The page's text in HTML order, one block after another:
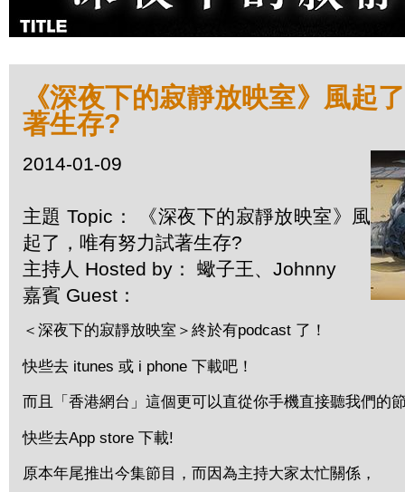
《深夜下的寂靜放映室》風起
著生存?
2014-01-09
主題 Topic： 《深夜下的寂靜放映室》風
起了，唯有努力試著生存?
主持人 Hosted by： 蠍子王、Johnny
嘉賓 Guest：
＜深夜下的寂靜放映室＞終於有podcast 了！
快些去 itunes 或 i phone 下載吧！
而且「香港網台」這個更可以直從你手機直接聽我們的
快些去App store 下載!
原本年尾推出今集節目，而因為主持大家太忙關係，